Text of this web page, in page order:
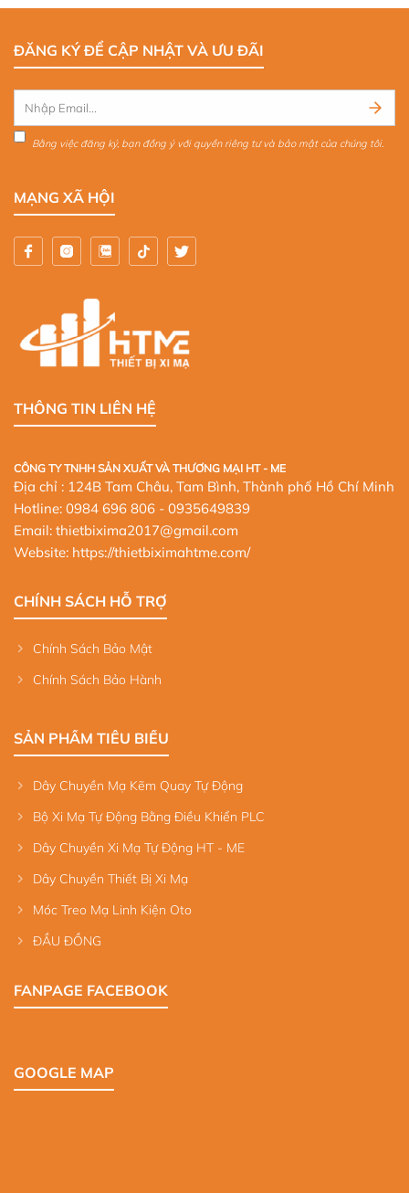
ĐĂNG KÝ ĐỂ CẬP NHẬT VÀ ƯU ĐÃI
Bằng việc đăng ký, bạn đồng ý với quyền riêng tư và bảo mật của chúng tôi.
MẠNG XÃ HỘI
THÔNG TIN LIÊN HỆ
CÔNG TY TNHH SẢN XUẤT VÀ THƯƠNG MẠI HT - ME
Địa chỉ : 124B Tam Châu, Tam Bình, Thành phố Hồ Chí Minh
Hotline: 0984 696 806 - 0935649839
Email: thietbixima2017@gmail.com
Website: https://thietbiximahtme.com/
CHÍNH SÁCH HỖ TRỢ
Chính Sách Bảo Mật
Chính Sách Bảo Hành
SẢN PHẨM TIÊU BIỂU
Dây Chuyền Mạ Kẽm Quay Tự Động
Bộ Xi Mạ Tự Động Bằng Điều Khiển PLC
Dây Chuyền Xi Mạ Tự Động HT - ME
Dây Chuyền Thiết Bị Xi Mạ
Móc Treo Mạ Linh Kiện Oto
ĐẦU ĐỒNG
FANPAGE FACEBOOK
GOOGLE MAP